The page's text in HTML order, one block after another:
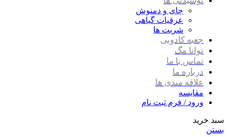
چای و دمنوش
عرقیات گیاهی
شربت ها
جعبه کادویی
توانا مگ
تماس با ما
درباره ما
علاقه مندی ها
مقایسه
ورود / فرم ثبت نام
سبد خرید
بستن